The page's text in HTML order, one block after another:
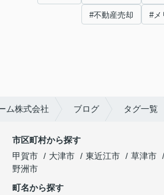
#不動産売却 #メ
ム株式会社 ブログ タグ一覧
市区町村から探す
甲賀市
大津市 東近江市 草津市
野洲市
町名から探す